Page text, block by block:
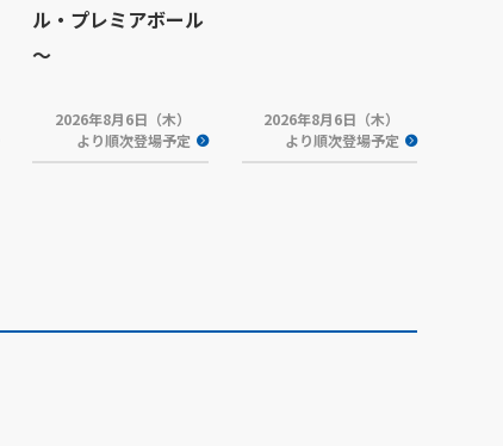
ル・プレミアボール
～
2026年8月6日（木）
より順次登場予定
2026年8月6日（木）
より順次登場予定